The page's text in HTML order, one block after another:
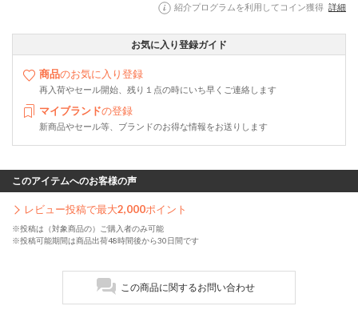
紹介プログラムを利用してコイン獲得 詳細
お気に入り登録ガイド
商品のお気に入り登録
再入荷やセール開始、残り１点の時にいち早くご連絡します
マイブランドの登録
新商品やセール等、ブランドのお得な情報をお送りします
このアイテムへのお客様の声
レビュー投稿で最大2,000ポイント
※投稿は（対象商品の）ご購入者のみ可能
※投稿可能期間は商品出荷48時間後から30日間です
この商品に関するお問い合わせ